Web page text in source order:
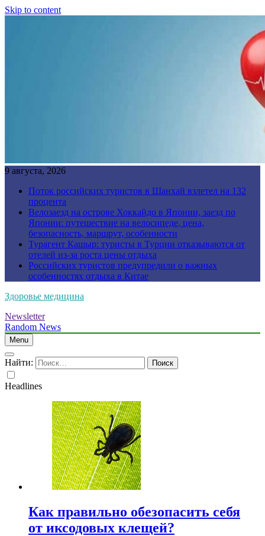
Skip to content
9 августа, 2026
Поток российских туристов в Шанхай взлетел на 132
процента
Велозаезд на острове Хоккайдо в Японии, заезд по
Японии: путешествие на велосипеде, цена,
безопасность, маршрут, особенности
Турагент Кашыр: туристы в Турции отказываются от
отелей из-за роста цены отдыха
Российских туристов предупредили о важных
особенностях отдыха в Китае
Здоровье медицина
Newsletter
Random News
Menu
Найти:
Headlines
Как правильно обезопасить себя
от иксодовых клещей?